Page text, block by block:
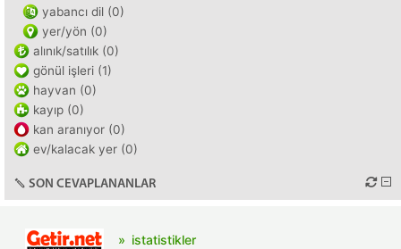
yabancı dil (0)
yer/yön (0)
alınık/satılık (0)
gönül işleri (1)
hayvan (0)
kayıp (0)
kan aranıyor (0)
ev/kalacak yer (0)
SON CEVAPLANANLAR
istatistikler